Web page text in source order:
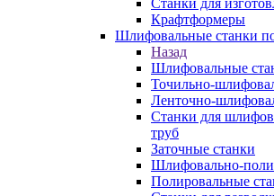
Станки для
Крафтформеры
Шлифовальные станки
Назад
Шлифовальные
Точильно-
Ленточно-
Станки для
труб
Заточные станки
Шлифовально-
Полировальные